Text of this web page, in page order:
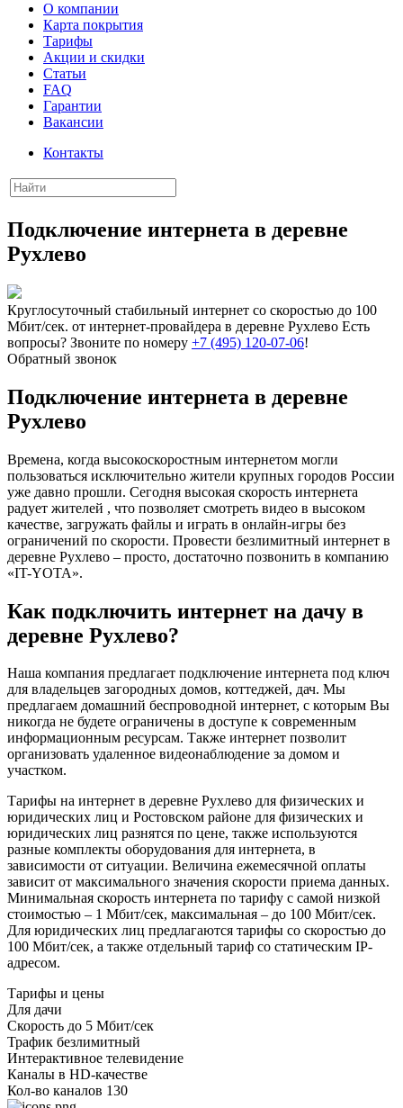
О компании
Карта покрытия
Тарифы
Акции и скидки
Статьи
FAQ
Гарантии
Вакансии
Контакты
Подключение интернета в деревне
Рухлево
Круглосуточный стабильный интернет со скоростью до 100
Мбит/сек. от интернет-провайдера в деревне Рухлево Есть
вопросы? Звоните по номеру +7 (495) 120-07-06!
Обратный звонок
Подключение интернета в деревне
Рухлево
Времена, когда высокоскоростным интернетом могли
пользоваться исключительно жители крупных городов России
уже давно прошли. Сегодня высокая скорость интернета
радует жителей , что позволяет смотреть видео в высоком
качестве, загружать файлы и играть в онлайн-игры без
ограничений по скорости. Провести безлимитный интернет в
деревне Рухлево – просто, достаточно позвонить в компанию
«IT-YOTA».
Как подключить интернет на дачу в
деревне Рухлево?
Наша компания предлагает подключение интернета под ключ
для владельцев загородных домов, коттеджей, дач. Мы
предлагаем домашний беспроводной интернет, с которым Вы
никогда не будете ограничены в доступе к современным
информационным ресурсам. Также интернет позволит
организовать удаленное видеонаблюдение за домом и
участком.
Тарифы на интернет в деревне Рухлево для физических и
юридических лиц и Ростовском районе для физических и
юридических лиц разнятся по цене, также используются
разные комплекты оборудования для интернета, в
зависимости от ситуации. Величина ежемесячной оплаты
зависит от максимального значения скорости приема данных.
Минимальная скорость интернета по тарифу с самой низкой
стоимостью – 1 Мбит/сек, максимальная – до 100 Мбит/сек.
Для юридических лиц предлагаются тарифы со скоростью до
100 Мбит/сек, а также отдельный тариф со статическим IP-
адресом.
Тарифы и цены
Для дачи
Скорость до 5 Мбит/сек
Трафик безлимитный
Интерактивное телевидение
Каналы в HD-качестве
Кол-во каналов 130